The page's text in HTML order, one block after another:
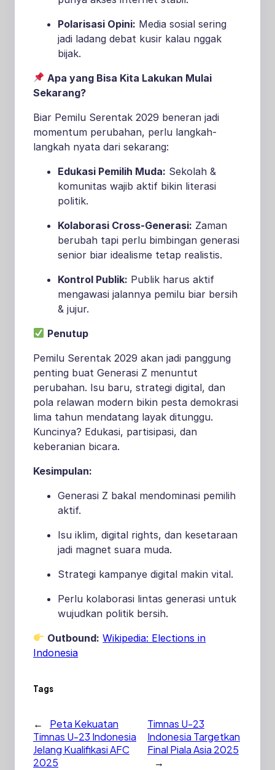
Polarisasi Opini: Media sosial sering
jadi ladang debat kusir kalau nggak
bijak.
Apa yang Bisa Kita Lakukan Mulai
Sekarang?
Biar Pemilu Serentak 2029 beneran jadi
momentum perubahan, perlu langkah-
langkah nyata dari sekarang:
Edukasi Pemilih Muda: Sekolah &
komunitas wajib aktif bikin literasi
politik.
Kolaborasi Cross-Generasi: Zaman
berubah tapi perlu bimbingan generasi
senior biar idealisme tetap realistis.
Kontrol Publik: Publik harus aktif
mengawasi jalannya pemilu biar bersih
& jujur.
Penutup
Pemilu Serentak 2029 akan jadi panggung
penting buat Generasi Z menuntut
perubahan. Isu baru, strategi digital, dan
pola relawan modern bikin pesta demokrasi
lima tahun mendatang layak ditunggu.
Kuncinya? Edukasi, partisipasi, dan
keberanian bicara.
Kesimpulan:
Generasi Z bakal mendominasi pemilih
aktif.
Isu iklim, digital rights, dan kesetaraan
jadi magnet suara muda.
Strategi kampanye digital makin vital.
Perlu kolaborasi lintas generasi untuk
wujudkan politik bersih.
Outbound: Wikipedia: Elections in
Indonesia
Tags
←
Peta Kekuatan
Timnas U-23 Indonesia
Jelang Kualifikasi AFC
2025
Timnas U-23
Indonesia Targetkan
Final Piala Asia 2025
→